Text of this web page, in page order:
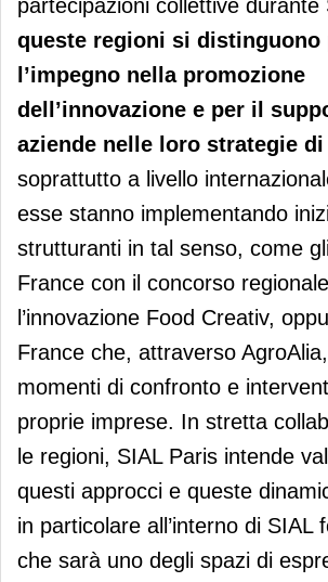
partecipazioni collettive durante
queste regioni si distinguono
l’impegno nella promozione
dell’innovazione e per il
aziende nelle loro strategie
soprattutto a livello
esse stanno implementando
strutturanti in tal senso, come
France con il concorso
l’innovazione Food Creativ,
France che, attraverso
momenti di confronto e
proprie imprese. In stretta
le regioni, SIAL Paris intende
questi approcci e queste
in particolare all’interno di SIAL
che sarà uno degli spazi di